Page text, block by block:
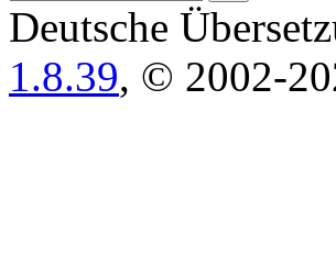
Deutsche
1.8.39, © 2002-